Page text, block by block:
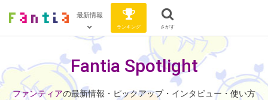
最新情報
ランキング さがす
Fantia Spotlight
ファンティアの最新情報・ピックアップ・インタビュー・使い方